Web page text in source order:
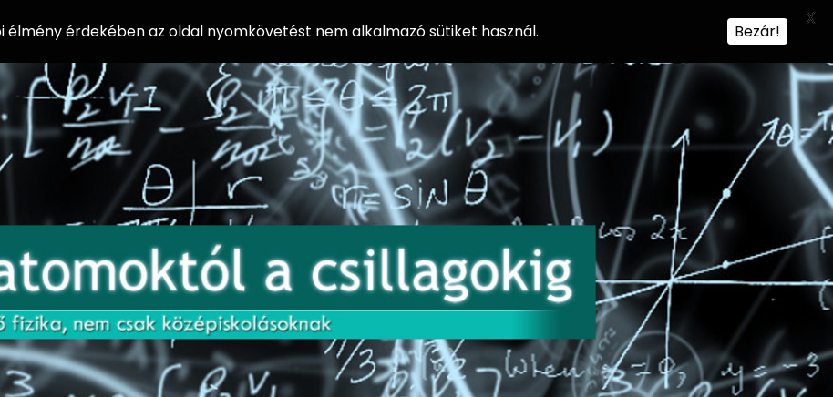
AZ
AT
OM
OK
Előadássorozat
középiskolásoknak
az ELTE
Természettudományi
Kar Fizikai
élmény érdekében az oldal nyomkövetést nem alkalmazó sütiket használ. Bezár!
X